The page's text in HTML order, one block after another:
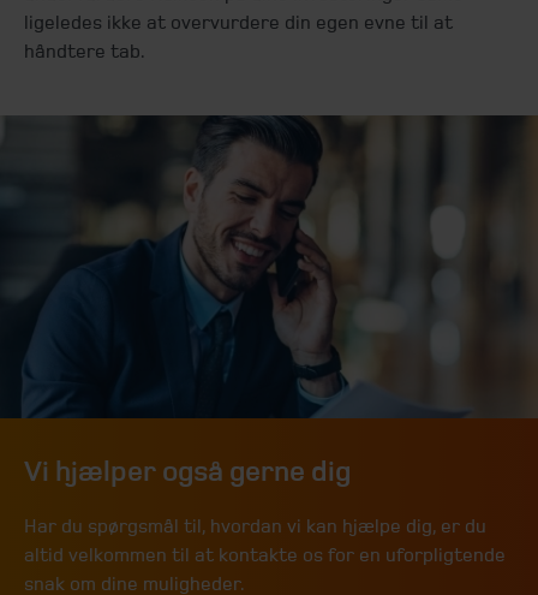
ligeledes ikke at overvurdere din egen evne til at
håndtere tab.
Vi hjælper også gerne dig
Har du spørgsmål til, hvordan vi kan hjælpe dig, er du
altid velkommen til at kontakte os for en uforpligtende
snak om dine muligheder.